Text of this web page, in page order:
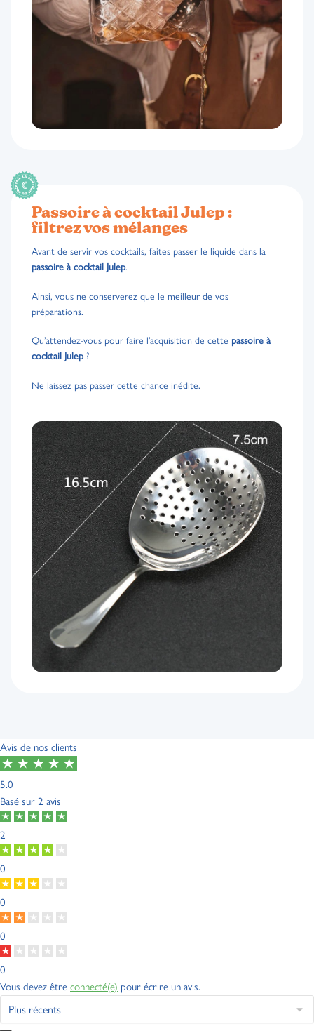
Passoire à cocktail Julep :
filtrez vos mélanges
Avant de servir vos cocktails, faites passer le liquide dans la
passoire à cocktail Julep.
Ainsi, vous ne conserverez que le meilleur de vos
préparations.
Qu’attendez-vous pour faire l’acquisition de cette passoire à
cocktail Julep?
Ne laissez pas passer cette chance inédite.
Avis de nos clients
5.0
Basé sur 2 avis
2
0
0
0
0
Vous devez être connecté(e) pour écrire un avis.